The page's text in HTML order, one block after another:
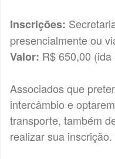
Inscrições:
presencialmente ou
Valor: R$ 650,00
Associados que
intercâmbio e
transporte, também
realizar sua inscrição.